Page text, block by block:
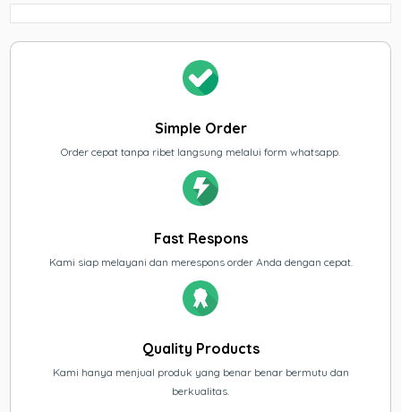
Simple Order
Order cepat tanpa ribet langsung melalui form whatsapp.
Fast Respons
Kami siap melayani dan merespons order Anda dengan cepat.
Quality Products
Kami hanya menjual produk yang benar benar bermutu dan
berkualitas.